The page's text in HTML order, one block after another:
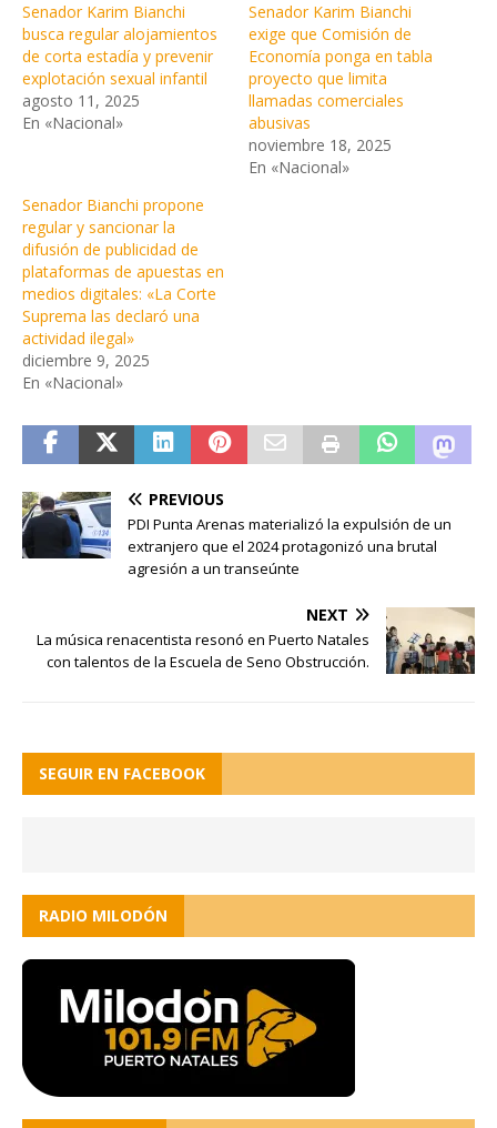
Senador Karim Bianchi
busca regular alojamientos
de corta estadía y prevenir
explotación sexual infantil
agosto 11, 2025
En «Nacional»
Senador Karim Bianchi
exige que Comisión de
Economía ponga en tabla
proyecto que limita
llamadas comerciales
abusivas
noviembre 18, 2025
En «Nacional»
Senador Bianchi propone
regular y sancionar la
difusión de publicidad de
plataformas de apuestas en
medios digitales: «La Corte
Suprema las declaró una
actividad ilegal»
diciembre 9, 2025
En «Nacional»
PREVIOUS
PDI Punta Arenas materializó la expulsión de un
extranjero que el 2024 protagonizó una brutal
agresión a un transeúnte
NEXT
La música renacentista resonó en Puerto Natales
con talentos de la Escuela de Seno Obstrucción.
SEGUIR EN FACEBOOK
RADIO MILODÓN